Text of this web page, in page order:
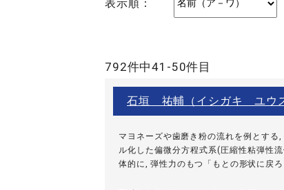
表示順：
792件中41-50件目
石垣 祐輔（イシガキ ユウ
マヨネーズや歯磨き粉の流れを例とす
ル化した偏微分方程式系(圧縮性粘弾性
体的に, 弾性力のもつ「もとの形状に戻